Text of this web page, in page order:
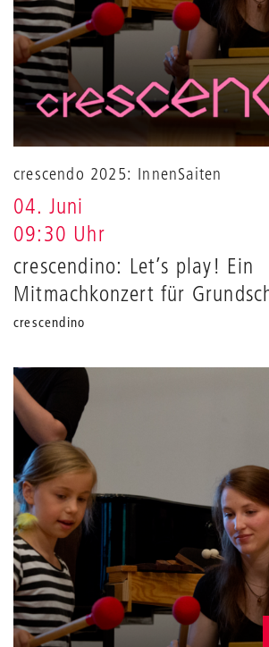
crescendo 2025: InnenSaiten
04. Juni
09:30 Uhr
crescendino: Let’s play! Ein
Mitmachkonzert für
crescendino